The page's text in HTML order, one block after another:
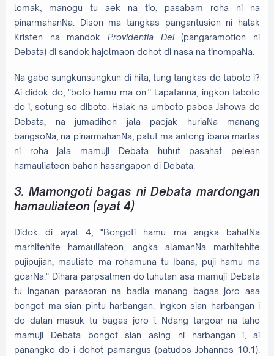
lomak, manogu tu aek na tio, pasabam roha ni na
pinarmahanNa. Dison ma tangkas pangantusion ni halak
Kristen na mandok Providentia Dei(pangaramotion ni
Debata) di sandok hajolmaon dohot di nasa na tinompaNa.
Na gabe sungkunsungkun di hita, tung tangkas do taboto i?
Ai didok do, "boto hamu ma on." Lapatanna, ingkon taboto
do i, sotung so diboto. Halak na umboto paboa Jahowa do
Debata, na jumadihon jala paojak huriaNa manang
bangsoNa, na pinarmahanNa, patut ma antong ibana marlas
ni roha jala mamuji Debata huhut pasahat pelean
hamauliateon bahen hasangapon di Debata.
3. Mamongoti bagas ni Debata mardongan
hamauliateon (ayat 4)
Didok di ayat 4, "Bongoti hamu ma angka bahalNa
marhitehite hamauliateon, angka alamanNa marhitehite
pujipujian, mauliate ma rohamuna tu Ibana, puji hamu ma
goarNa." Dihara parpsalmen do luhutan asa mamuji Debata
tu inganan parsaoran na badia manang bagas joro asa
bongot ma sian pintu harbangan. Ingkon sian harbangan i
do dalan masuk tu bagas joro i. Ndang targoar na laho
mamuji Debata bongot sian asing ni harbangan i, ai
panangko do i dohot pamangus (patudos Johannes 10:1).